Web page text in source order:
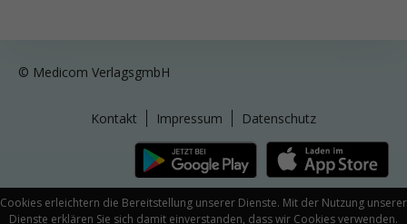
Cookies erleichtern die Bereitstellung unserer Dienste. Mit der Nutzung unserer
Dienste erklären Sie sich damit einverstanden, dass wir Cookies verwenden.
© Medicom VerlagsgmbH
Kontakt Impressum Datenschutz